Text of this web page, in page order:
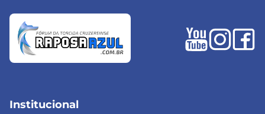
Institucional